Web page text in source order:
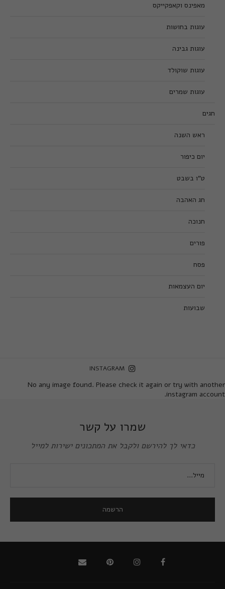
מאפינס וקאפקייקס
עוגות בחושות
עוגות גבינה
עוגות שוקולד
עוגות שמרים
חגים
ראש השנה
יום כיפור
ט”ו בשבט
חג האהבה
חנוכה
פורים
פסח
יום העצמאות
שבועות
INSTAGRAM
No any image found. Please check it again or try with another
instagram account.
שמרו על קשר
כדאי לך להירשם ולקבל את המתכונים ישירות למייל